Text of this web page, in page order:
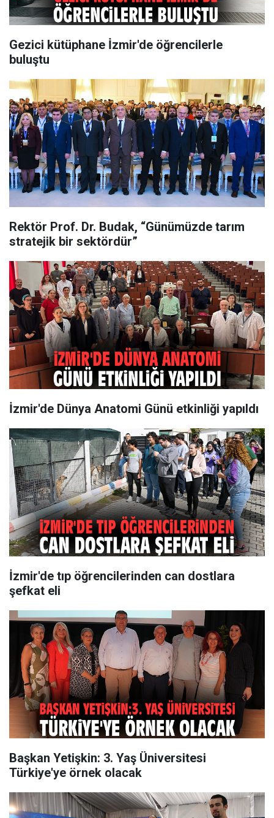
Gezici kütüphane İzmir'de öğrencilerle
buluştu
Rektör Prof. Dr. Budak, “Günümüzde tarım
stratejik bir sektördür”
İzmir'de Dünya Anatomi Günü etkinliği yapıldı
İzmir'de tıp öğrencilerinden can dostlara
şefkat eli
Başkan Yetişkin: 3. Yaş Üniversitesi
Türkiye'ye örnek olacak